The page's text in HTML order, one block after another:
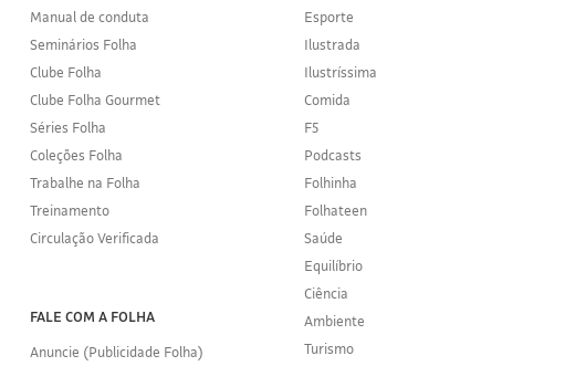
Manual de conduta
Seminários Folha
Clube Folha
Clube Folha Gourmet
Séries Folha
Coleções Folha
Trabalhe na Folha
Treinamento
Circulação Verificada
FALE COM A FOLHA
Anuncie (Publicidade Folha)
Esporte
Ilustrada
Ilustríssima
Comida
F5
Podcasts
Folhinha
Folhateen
Saúde
Equilíbrio
Ciência
Ambiente
Turismo